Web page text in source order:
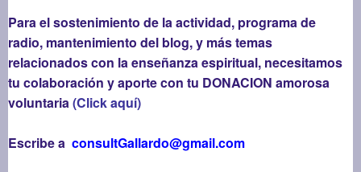
Para el sostenimiento de la actividad, programa de
radio, mantenimiento del blog, y más temas
relacionados con la enseñanza espiritual, necesitamos
tu colaboración y aporte con tu DONACION amorosa
voluntaria(Click aquí)
Escribe a consultGallardo@gmail.com